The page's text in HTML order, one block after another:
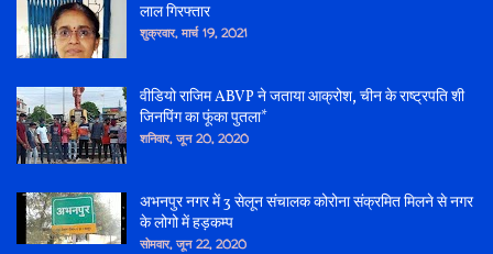
लाल गिरफ्तार
शुक्रवार, मार्च 19, 2021
वीडियो राजिम ABVP ने जताया आक्रोश, चीन के राष्ट्रपति शी
जिनपिंग का फूंका पुतला*
शनिवार, जून 20, 2020
अभनपुर नगर में 3 सेलून संचालक कोरोना संक्रमित मिलने से नगर
के लोगो में हड़कम्प
सोमवार, जून 22, 2020